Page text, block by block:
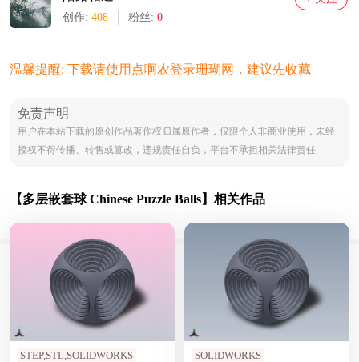
创作: 408 粉丝: 0
温馨提醒: 下载请使用点啊农登录珊瑚网，建议先收藏
免责声明
用户在本站下载的原创作品著作权归属原作者，仅限个人非商业使用，未经
授权不得传播、转售或篡改，违规责任自负，平台不承担相关法律责任
【多层嵌套球 Chinese Puzzle Balls】相关作品
STEP,STL,SOLIDWORKS SOLIDWORKS